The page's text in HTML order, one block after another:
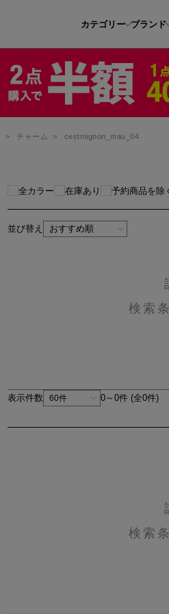
カテゴリー ブランド
> チャーム > cestmignon_mau_04
全カラー 在庫あり 予約商品を除
並び替え
検索
表示件数 0～0件 (全0件)
検索